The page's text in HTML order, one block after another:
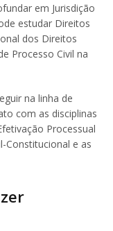
em Jurisdição
estudar Direitos
dos Direitos
Processo Civil na
na linha de
com as disciplinas
Processual
Constitucional e as